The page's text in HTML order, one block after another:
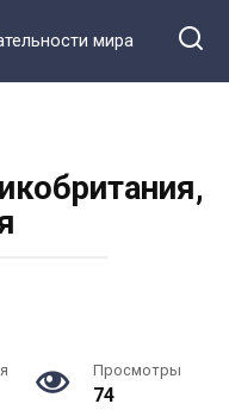
мира
Просмотры
74